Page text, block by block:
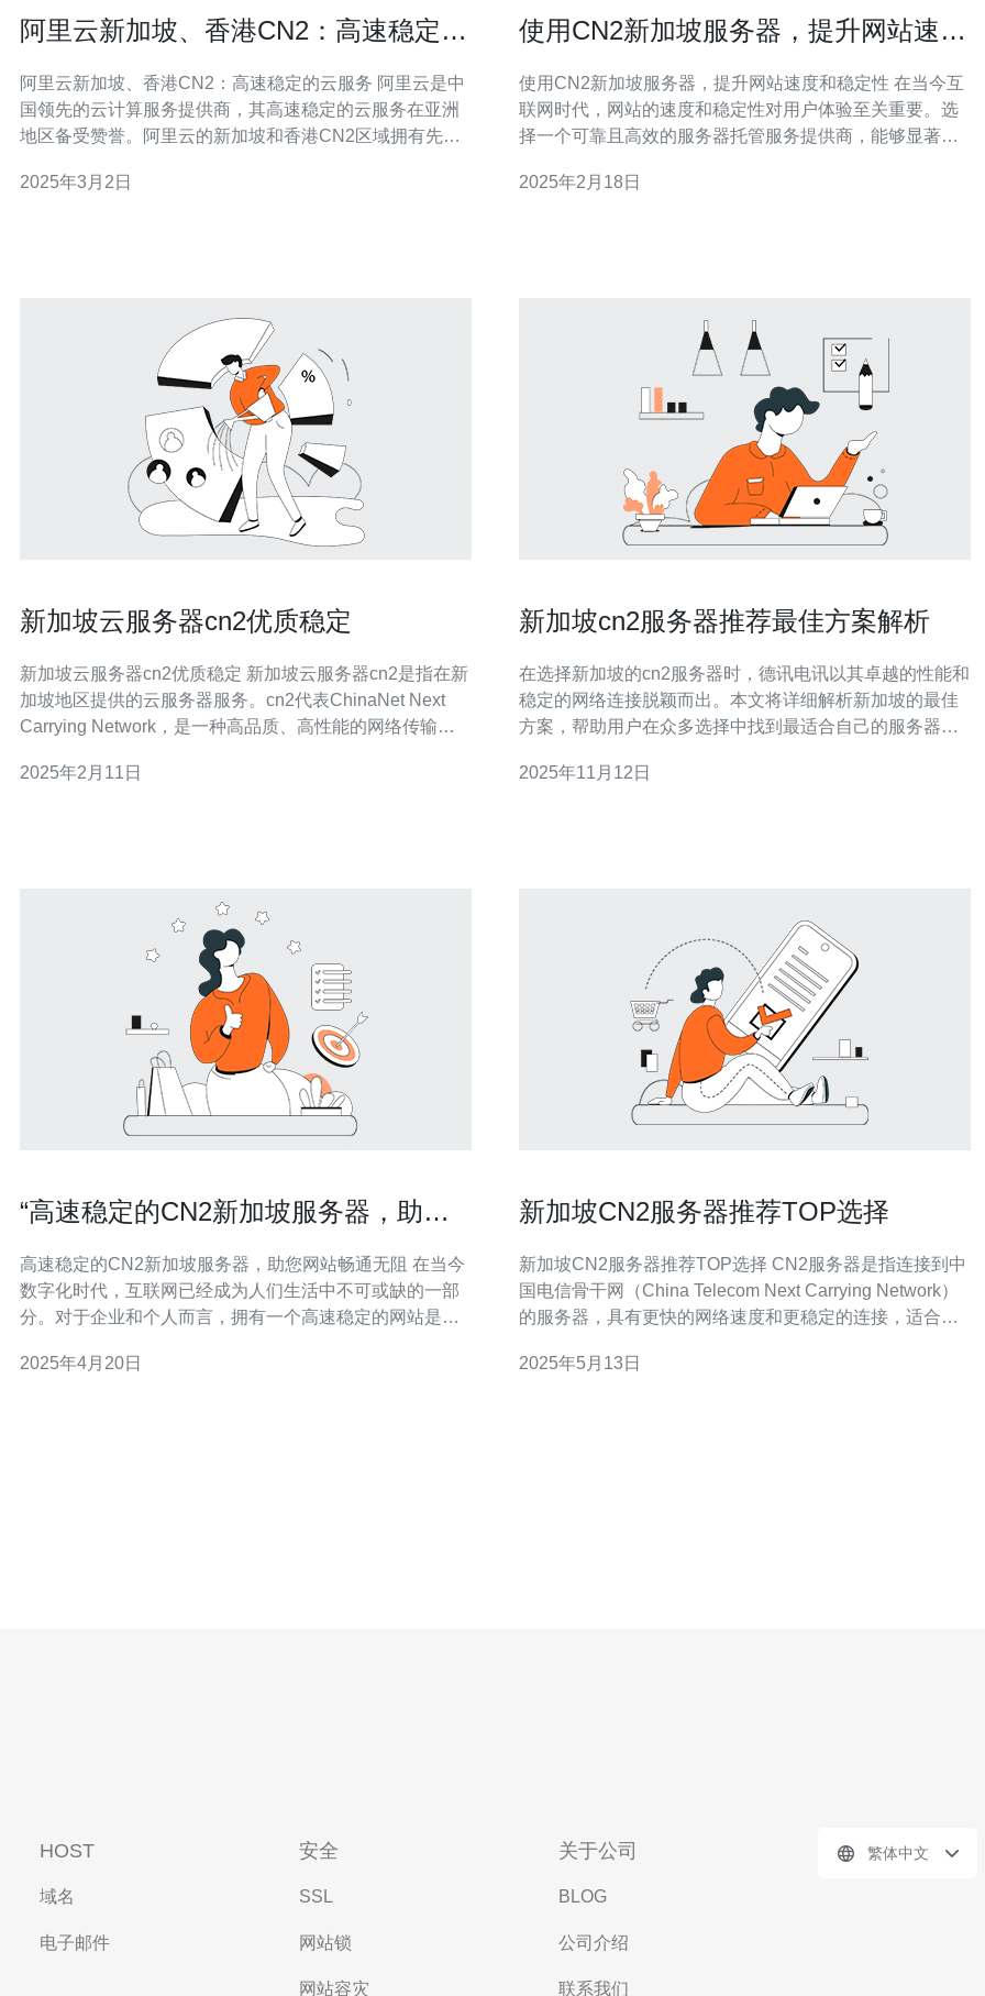
阿里云新加坡、香港CN2：高速稳定的
阿里云新加坡、香港CN2：高速稳定的云服务 阿里云是中
国领先的云计算服务提供商，其高速稳定的云服务在亚洲
地区备受赞誉。阿里云的新加坡和香港CN2区域拥有先进
阿里云新加坡区域位于亚洲的重要交通枢纽，拥有先进的
2025年3月2日
使用CN2新加坡服务器，提升网站速度
使用CN2新加坡服务器，提升网站速度和稳定性 在当今互
联网时代，网站的速度和稳定性对用户体验至关重要。选
择一个可靠且高效的服务器托管服务提供商，能够显著提
想的选择，它结合了先进的网络技术和优质的服务，为用
2025年2月18日
新加坡云服务器cn2优质稳定
新加坡云服务器cn2优质稳定 新加坡云服务器cn2是指在新
加坡地区提供的云服务器服务。cn2代表ChinaNet Next
Carrying Network，是一种高品质、高性能的网络传输技
基础设施，提供稳定、低延迟的网络连接。 新加坡云服务
2025年2月11日
新加坡cn2服务器推荐最佳方案解析
在选择新加坡的cn2服务器时，德讯电讯以其卓越的性能和
稳定的网络连接脱颖而出。本文将详细解析新加坡的最佳
方案，帮助用户在众多选择中找到最适合自己的服务器服
网络，专为满足高带宽和低延迟需求而设计。新加坡的cn2
2025年11月12日
“高速稳定的CN2新加坡服务器，助您
高速稳定的CN2新加坡服务器，助您网站畅通无阻 在当今
数字化时代，互联网已经成为人们生活中不可或缺的一部
分。对于企业和个人而言，拥有一个高速稳定的网站是至
想选择。 CN2新加坡服务器以其独特的优势在市场上脱颖
2025年4月20日
新加坡CN2服务器推荐TOP选择
新加坡CN2服务器推荐TOP选择 CN2服务器是指连接到中
国电信骨干网（China Telecom Next Carrying Network）
的服务器，具有更快的网络速度和更稳定的连接，适合需
的重要互联网枢纽，拥有优越的地理位置和先进的网络基
2025年5月13日
HOST
域名
电子邮件
安全
SSL
网站锁
网站容灾
关于公司
BLOG
公司介绍
联系我们
繁体中文